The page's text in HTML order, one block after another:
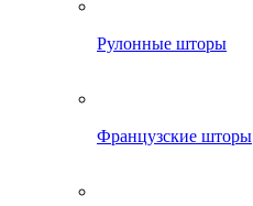
Рулонные шторы
Французские шторы